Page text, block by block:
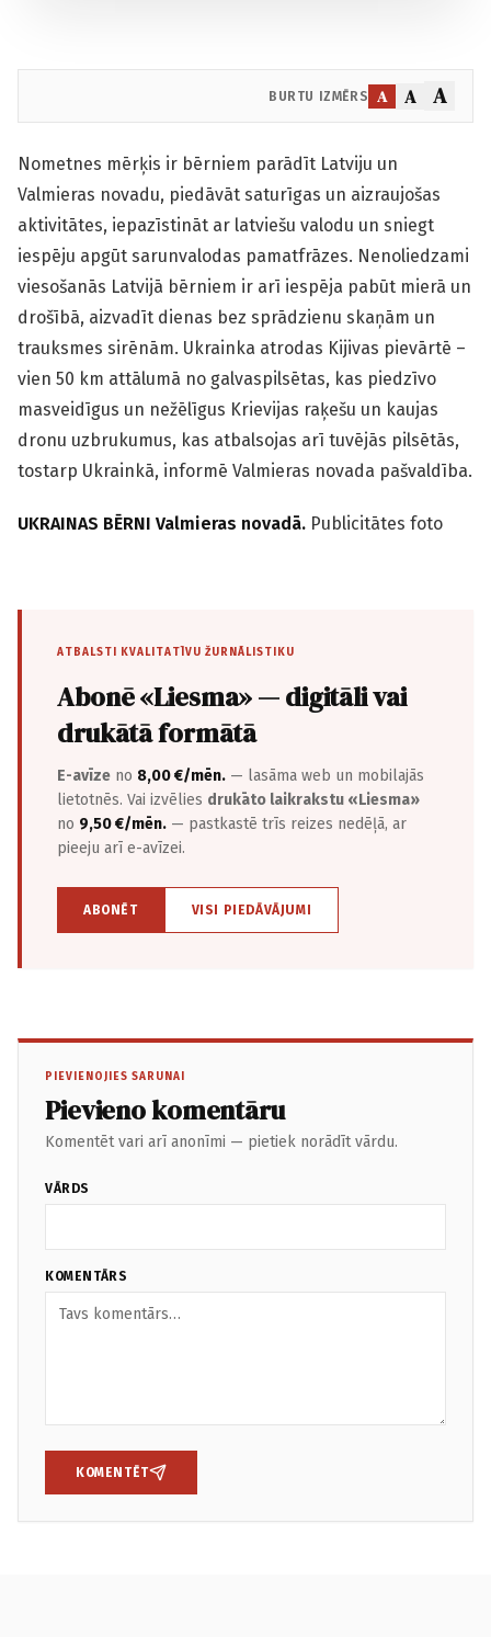
BURTU IZMĒRS A A A
Nometnes mērķis ir bērniem parādīt Latviju un
Valmieras novadu, piedāvāt saturīgas un aizraujošas
aktivitātes, iepazīstināt ar latviešu valodu un sniegt
iespēju apgūt sarunvalodas pamatfrāzes. Nenoliedzami
viesošanās Latvijā bērniem ir arī iespēja pabūt mierā un
drošībā, aizvadīt dienas bez sprādzienu skaņām un
trauksmes sirēnām. Ukrainka atrodas Kijivas pievārtē –
vien 50 km attālumā no galvaspilsētas, kas piedzīvo
mas­veidīgus un nežēlīgus Krievijas raķešu un kaujas
dronu uzbrukumus, kas atbalsojas arī tuvējās pilsētās,
tostarp Ukrainkā, informē Valmieras novada pašvaldība.
UKRAINAS BĒRNI Valmieras novadā. Publicitātes foto
ATBALSTI KVALITATĪVU ŽURNĀLISTIKU
Abonē «Liesma» — digitāli vai
drukātā formātā
E-avīze no 8,00 €/mēn. — lasāma web un mobilajās
lietotnēs. Vai izvēlies drukāto laikrakstu «Liesma»
no 9,50 €/mēn. — pastkastē trīs reizes nedēļā, ar
pieeju arī e-avīzei.
ABONĒT VISI PIEDĀVĀJUMI
PIEVIENOJIES SARUNAI
Pievieno komentāru
Komentēt vari arī anonīmi — pietiek norādīt vārdu.
VĀRDS
KOMENTĀRS
KOMENTĒT